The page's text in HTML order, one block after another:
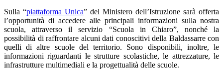
Sulla “piattaforma Unica” del Ministero dell’Istruzione sarà offerta
l’opportunità di accedere alle principali informazioni sulla nostra
scuola, attraverso il servizio “Scuola in Chiaro”, nonché la
possibilità di raffrontare alcuni dati conoscitivi della Baldassarre con
quelli di altre scuole del territorio. Sono disponibili, inoltre, le
informazioni riguardanti le strutture scolastiche, le attrezzature, le
infrastrutture multimediali e la progettualità delle scuole.